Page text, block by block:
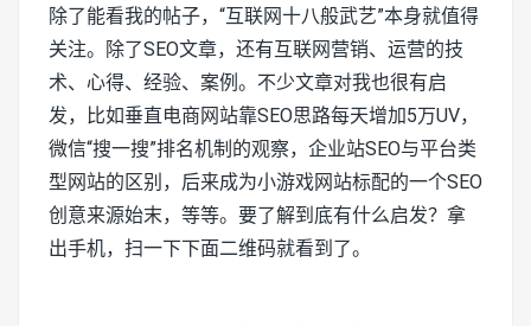
除了能看我的帖子，“互联网十八般武艺”本身就值得
关注。除了SEO文章，还有互联网营销、运营的技
术、心得、经验、案例。不少文章对我也很有启
发，比如垂直电商网站靠SEO思路每天增加5万UV，
微信“搜一搜”排名机制的观察，企业站SEO与平台类
型网站的区别，后来成为小游戏网站标配的一个SEO
创意来源始末，等等。要了解到底有什么启发？拿
出手机，扫一下下面二维码就看到了。